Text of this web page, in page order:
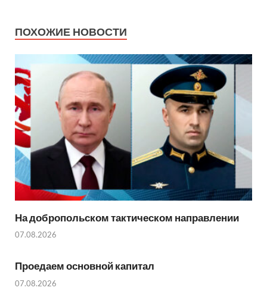
ПОХОЖИЕ НОВОСТИ
На добропольском тактическом направлении
07.08.2026
Проедаем основной капитал
07.08.2026